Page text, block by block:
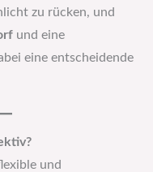
zu rücken, und
und eine
eine entscheidende
und